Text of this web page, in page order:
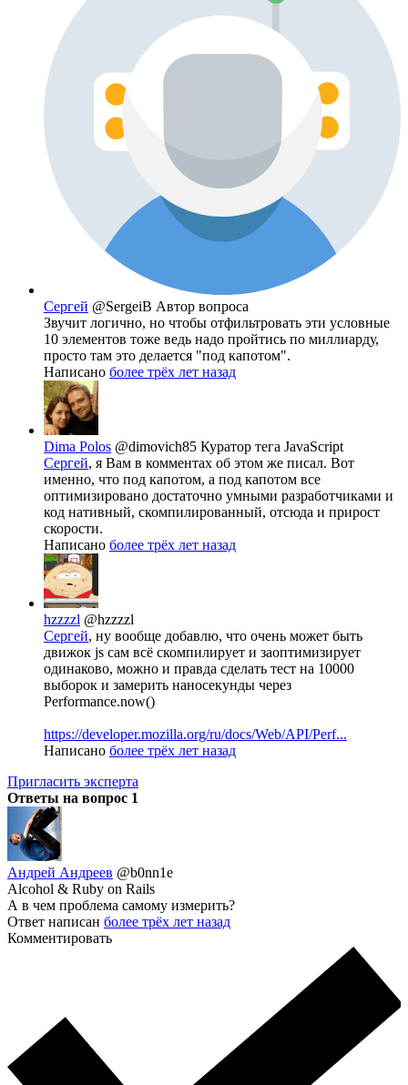
Сергей @SergeiB Автор вопроса
Звучит логично, но чтобы отфильтровать эти условные
10 элементов тоже ведь надо пройтись по миллиарду,
просто там это делается "под капотом".
Написано более трёх лет назад
Dima Polos @dimovich85 Куратор тега JavaScript
Сергей, я Вам в комментах об этом же писал. Вот
именно, что под капотом, а под капотом все
оптимизировано достаточно умными разработчиками и
код нативный, скомпилированный, отсюда и прирост
скорости.
Написано более трёх лет назад
hzzzzl @hzzzzl
Сергей, ну вообще добавлю, что очень может быть
движок js сам всё скомпилирует и заоптимизирует
одинаково, можно и правда сделать тест на 10000
выборок и замерить наносекунды через
Performance.now()
https://developer.mozilla.org/ru/docs/Web/API/Perf...
Написано более трёх лет назад
Пригласить эксперта
Ответы на вопрос 1
Андрей Андреев @b0nn1e
Alcohol & Ruby on Rails
А в чем проблема самому измерить?
Ответ написан более трёх лет назад
Комментировать